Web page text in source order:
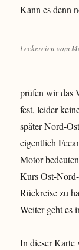
Kann es denn
Leckereien vom
prüfen wir das
fest, leider
später Nord-
eigentlich
Motor
Kurs Ost-
Rückreise zu
Weiter geht
In dieser Karte